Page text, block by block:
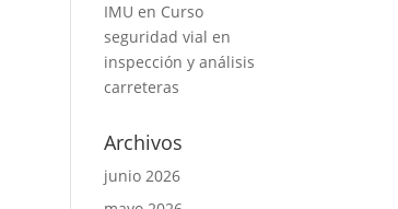
IMU en Curso
seguridad vial en
inspección y análisis
carreteras
Archivos
junio 2026